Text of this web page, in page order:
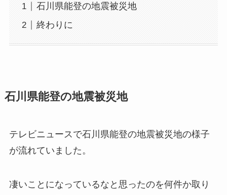
石川県能登の地震被災地
終わりに
石川県能登の地震被災地
テレビニュースで石川県能登の地震被災地の様子
が流れていました。
凄いことになっているなと思ったのを何件か取り